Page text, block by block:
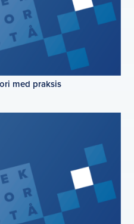
med praksis